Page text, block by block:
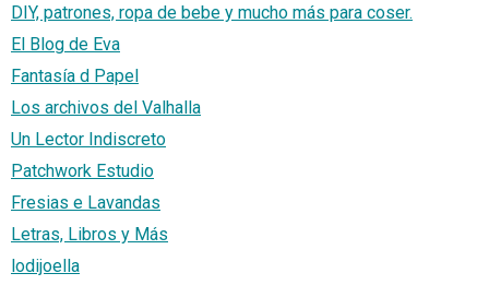
DIY, patrones, ropa de bebe y mucho más para coser.
El Blog de Eva
Fantasía d Papel
Los archivos del Valhalla
Un Lector Indiscreto
Patchwork Estudio
Fresias e Lavandas
Letras, Libros y Más
lodijoella